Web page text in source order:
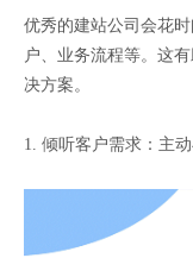
优秀的建站公司会花
户、业务流程等。这
决方案。
1. 倾听客户需求：主